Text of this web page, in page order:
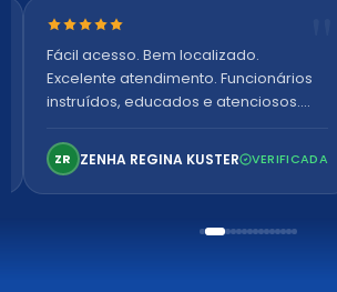
Nota 5 de 5 estrelas
Fácil acesso. Bem localizado.
Excelente atendimento. Funcionários
instruídos, educados e atenciosos.
confortável. Perfeito!
ZR ZENHA REGINA KUSTER VERIFICADA